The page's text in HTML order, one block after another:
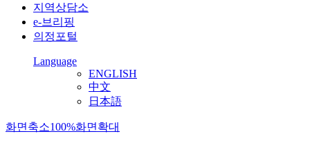
지역상담소
e-브리핑
의정포털
Language
ENGLISH
中文
日本語
화면축소100%화면확대